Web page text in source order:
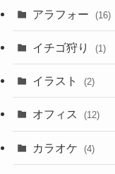
アラフォー (16)
イチゴ狩り (1)
イラスト (2)
オフィス (12)
カラオケ (4)